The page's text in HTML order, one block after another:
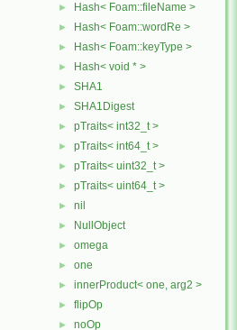
► Hash< Foam::fileName >
► Hash< Foam::wordRe >
► Hash< Foam::keyType >
► Hash< void * >
► SHA1
► SHA1Digest
► pTraits< int32_t >
► pTraits< int64_t >
► pTraits< uint32_t >
► pTraits< uint64_t >
► nil
► NullObject
► omega
► one
► innerProduct< one, arg2 >
► flipOp
► noOp